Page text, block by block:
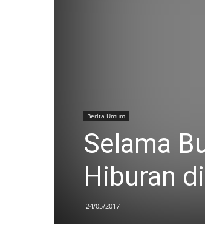
Berita Umum
Selama
Hiburan
24/05/2017